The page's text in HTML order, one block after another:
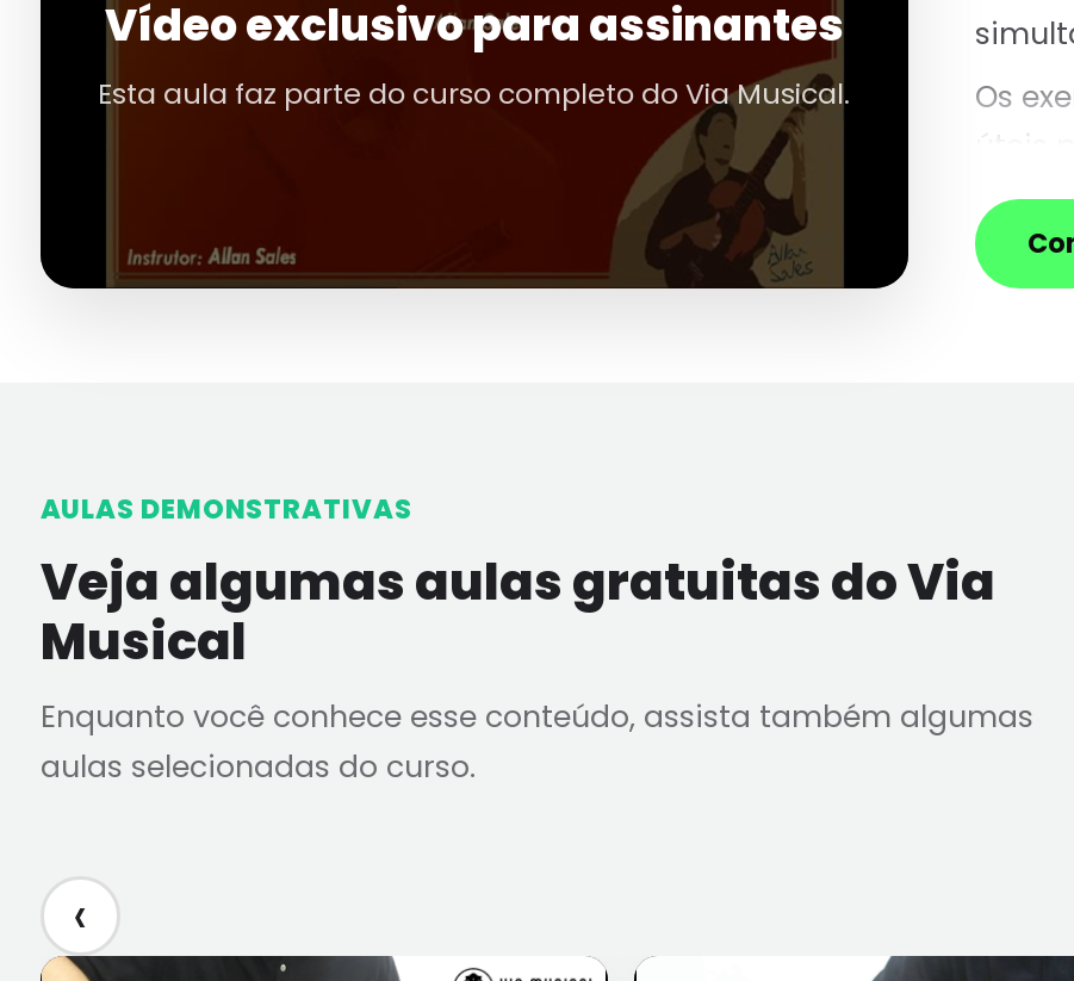
Vídeo exclusivo para assinantes
Esta aula faz parte do curso completo do Via Musical.
Os
úteis
AULAS DEMONSTRATIVAS
Veja algumas aulas gratuitas do Via
Musical
Enquanto você conhece esse conteúdo, assista também algumas
aulas selecionadas do curso.
‹